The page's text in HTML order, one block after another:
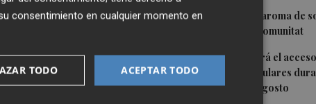
3 Bétera lleva su ‘aroma de
rincones de la Comunitat
4Xàtiva restringirá el
vehículos particulares
próximo 12 de agosto
a tomar cartas en el
y el rescate de la
municipales, el
consentimiento en cualquier momento en
ACEPTAR TODO
TODO